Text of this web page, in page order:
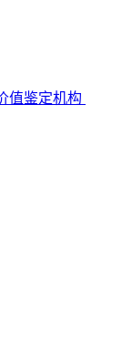
值鉴定机构